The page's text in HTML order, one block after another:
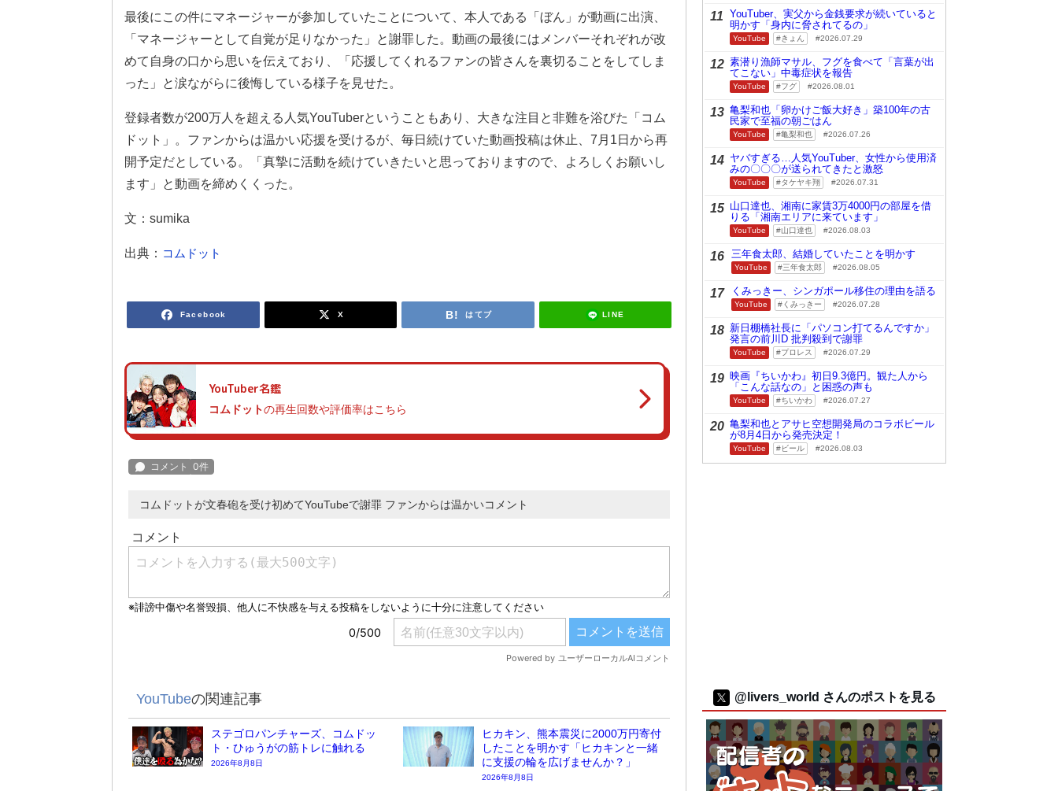
最後にこの件にマネージャーが参加していたことについて、本人である「ぼん」が動画に出演、
「マネージャーとして自覚が足りなかった」と謝罪した。動画の最後にはメンバーそれぞれが改
めて自身の口から思いを伝えており、「応援してくれるファンの皆さんを裏切ることをしてしま
った」と涙ながらに後悔している様子を見せた。
登録者数が200万人を超える人気YouTuberということもあり、大きな注目と非難を浴びた「コム
ドット」。ファンからは温かい応援を受けるが、毎日続けていた動画投稿は休止、7月1日から再
開予定だとしている。「真摯に活動を続けていきたいと思っておりますので、よろしくお願いし
ます」と動画を締めくくった。
文：sumika
出典： コムドット
Facebook X はてブ LINE
YouTuber名鑑
コムドットの再生回数や評価率はこちら
コムドットが文春砲を受け初めてYouTubeで謝罪 ファンからは温かいコメント
YouTubeの関連記事
ステゴロパンチャーズ、コムドッ
ト・ひゅうがの筋トレに触れる
2026年8月8日
ヒカキン、熊本震災に2000万円寄付
したことを明かす「ヒカキンと一緒
に支援の輪を広げませんか？」
2026年8月8日
11
YouTuber、実父から金銭要求が続いていると
明かす「身内に脅されてるの」
YouTube きょん 2026.07.29
12 素潜り漁師マサル、フグを食べて「言葉が出
てこない」中毒症状を報告
YouTube フグ 2026.08.01
13 亀梨和也「卵かけご飯大好き」築100年の古
民家で至福の朝ごはん
YouTube 亀梨和也 2026.07.26
14 ヤバすぎる…人気YouTuber、女性から使用済
みの〇〇〇が送られてきたと激怒
YouTube タケヤキ翔 2026.07.31
15 山口達也、湘南に家賃3万4000円の部屋を借
りる「湘南エリアに来ています」
YouTube 山口達也 2026.08.03
16 三年食太郎、結婚していたことを明かす
YouTube 三年食太郎 2026.08.05
17 くみっきー、シンガポール移住の理由を語る
YouTube くみっきー 2026.07.28
18 新日棚橋社長に「パソコン打てるんですか」
発言の前川D 批判殺到で謝罪
YouTube プロレス 2026.07.29
19 映画『ちいかわ』初日9.3億円。観た人から
「こんな話なの」と困惑の声も
YouTube ちいかわ 2026.07.27
20 亀梨和也とアサヒ空想開発局のコラボビール
が8月4日から発売決定！
YouTube ビール 2026.08.03
@livers_world さんのポストを見る